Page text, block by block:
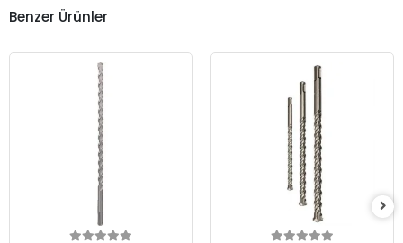
Benzer Ürünler